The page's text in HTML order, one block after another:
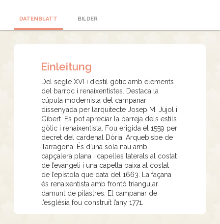
DATENBLATT BILDER
Einleitung
Del segle XVI i d’estil gòtic amb elements
del barroc i renaixentistes. Destaca la
cúpula modernista del campanar
dissenyada per l’arquitecte Josep M. Jujol i
Gibert. Es pot apreciar la barreja dels estils
gòtic i renaixentista. Fou erigida el 1559 per
decret del cardenal Dòria, Arquebisbe de
Tarragona. És d’una sola nau amb
capçalera plana i capelles laterals al costat
de l’evangeli i una capella baixa al costat
de l’epístola que data del 1663. La façana
és renaixentista amb frontó triangular
damunt de pilastres. El campanar de
l’església fou construït l’any 1771.